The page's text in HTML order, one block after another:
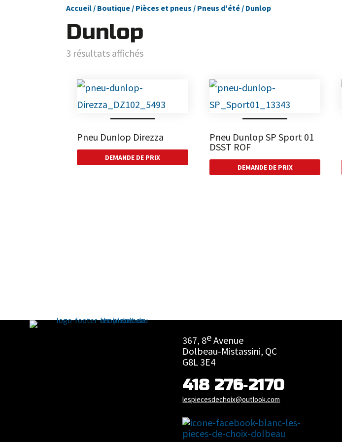
Accueil / Boutique / Pièces et pneus / Pneus d'été / Dunlop
Dunlop
3 résultats affichés
Pneu Dunlop Direzza
DEMANDE DE PRIX
Pneu Dunlop SP Sport 01
DSST ROF
DEMANDE DE PRIX
367, 8eAvenue
Dolbeau‑Mistassini, QC
G8L 3E4
418 276‑2170
lespiecesdechoix@outlook.com